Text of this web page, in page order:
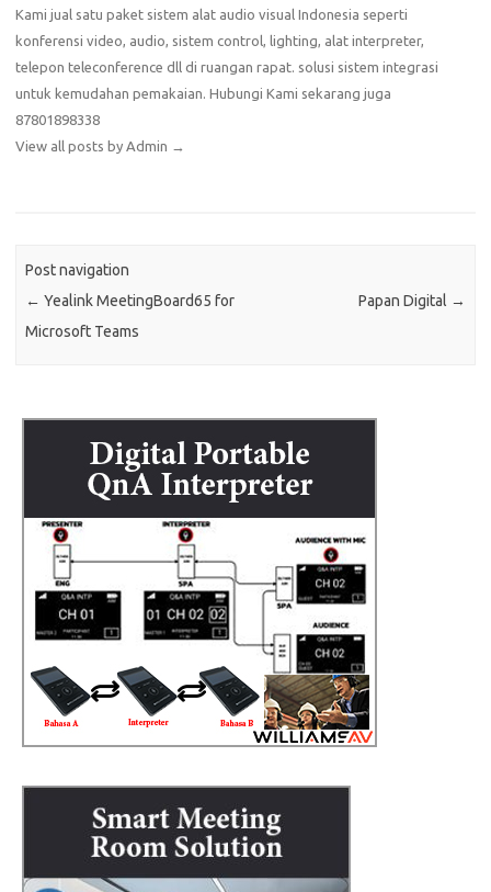
Kami jual satu paket sistem alat audio visual Indonesia seperti
konferensi video, audio, sistem control, lighting, alat interpreter,
telepon teleconference dll di ruangan rapat. solusi sistem integrasi
untuk kemudahan pemakaian. Hubungi Kami sekarang juga
87801898338
View all posts by Admin →
Post navigation
← Yealink MeetingBoard65 for
Microsoft Teams
Papan Digital →